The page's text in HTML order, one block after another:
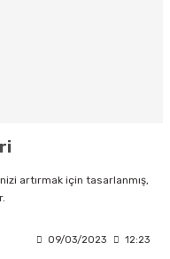
artırmak için tasarlanmış,
09/03/2023 12:23